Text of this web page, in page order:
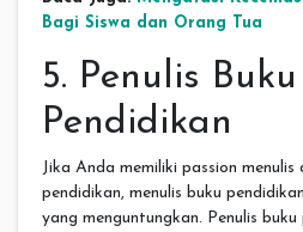
Bagi Siswa dan Orang Tua
5. Penulis Buku
Pendidikan
Jika Anda memiliki passion
pendidikan, menulis buku
yang menguntungkan. Penulis